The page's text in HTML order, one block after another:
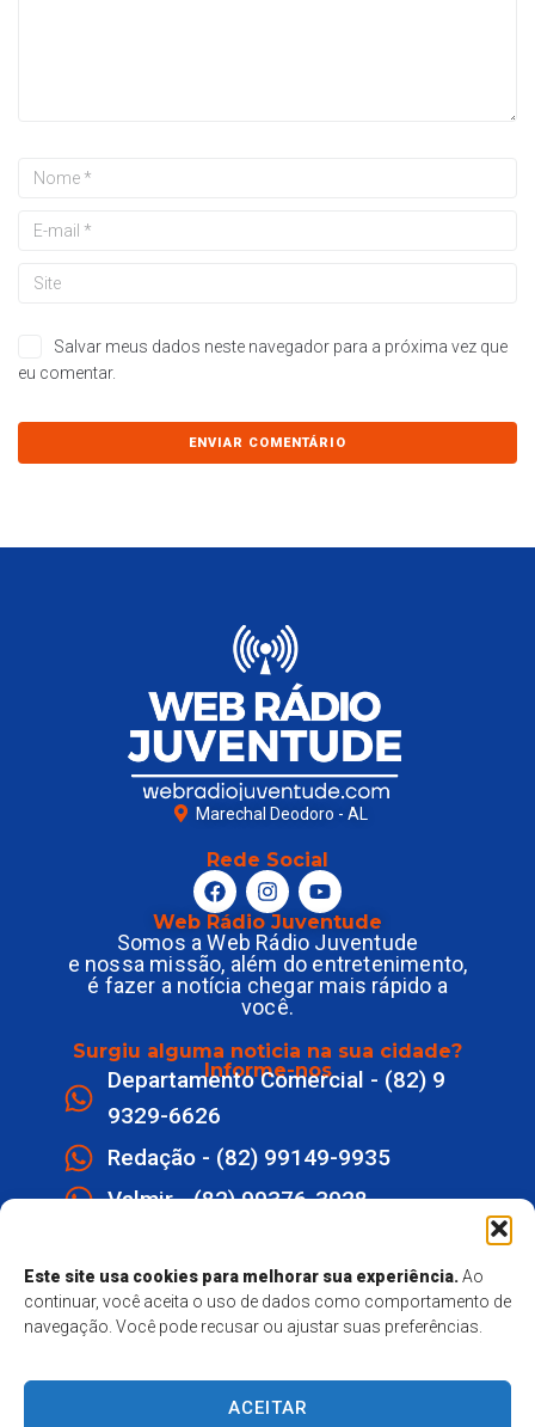
Este site usa cookies para melhorar sua experiência. Ao
continuar, você aceita o uso de dados como comportamento de
navegação. Você pode recusar ou ajustar suas preferências.
ACEITAR
Salvar meus dados neste navegador para a próxima vez que
eu comentar.
Marechal Deodoro - AL
Rede Social
Web Rádio Juventude
Somos a Web Rádio Juventude
e nossa missão, além do entretenimento,
é fazer a notícia chegar mais rápido a
você.
Surgiu alguma noticia na sua cidade?
Informe-nos
Departamento Comercial - (82) 9
9329-6626
Redação - (82) 99149-9935
Valmir - (82) 99376-3928
Lot eldorado quadra K Lote 1 -
Marechal Deodoro
Mendes Santos